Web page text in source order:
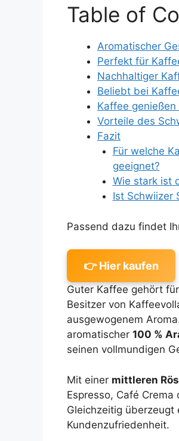
Table of
Aromatischer
Perfekt für
Nachhaltiger
Beliebt bei
Kaffee
Vorteile des
Fazit
Für welche
geeignet?
Wie stark ist
Ist Schwiizer
Passend dazu findet
👉 Hier kaufen
Guter Kaffee gehört
Besitzer von
ausgewogenem
aromatischer 100 %
seinen vollmundigen
Mit einer mittleren
Espresso, Café
Gleichzeitig überzeugt
Kundenzufriedenheit.